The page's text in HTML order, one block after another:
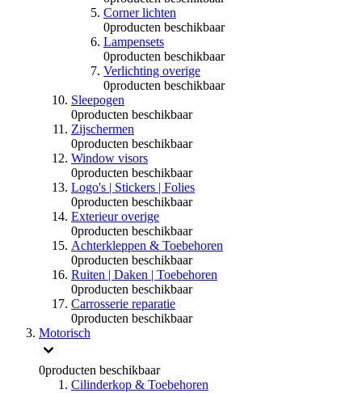
Corner lichten
0producten beschikbaar
Lampensets
0producten beschikbaar
Verlichting overige
0producten beschikbaar
Sleepogen
0producten beschikbaar
Zijschermen
0producten beschikbaar
Window visors
0producten beschikbaar
Logo's | Stickers | Folies
0producten beschikbaar
Exterieur overige
0producten beschikbaar
Achterkleppen & Toebehoren
0producten beschikbaar
Ruiten | Daken | Toebehoren
0producten beschikbaar
Carrosserie reparatie
0producten beschikbaar
Motorisch
0producten beschikbaar
Cilinderkop & Toebehoren